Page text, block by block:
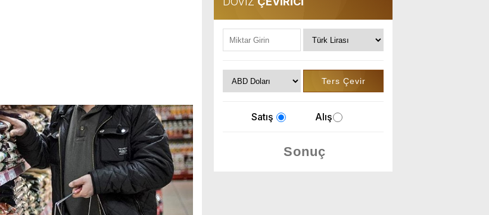
Satış Alış